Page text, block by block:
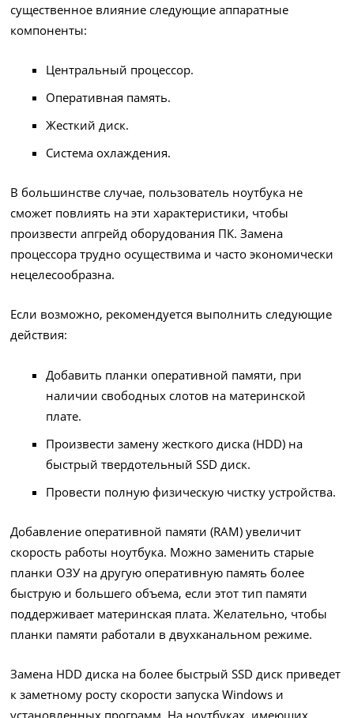
существенное влияние следующие аппаратные
компоненты:
Центральный процессор.
Оперативная память.
Жесткий диск.
Система охлаждения.
В большинстве случае, пользователь ноутбука не
сможет повлиять на эти характеристики, чтобы
произвести апгрейд оборудования ПК. Замена
процессора трудно осуществима и часто экономически
нецелесообразна.
Если возможно, рекомендуется выполнить следующие
действия:
Добавить планки оперативной памяти, при
наличии свободных слотов на материнской
плате.
Произвести замену жесткого диска (HDD) на
быстрый твердотельный SSD диск.
Провести полную физическую чистку устройства.
Добавление оперативной памяти (RAM) увеличит
скорость работы ноутбука. Можно заменить старые
планки ОЗУ на другую оперативную память более
быструю и большего объема, если этот тип памяти
поддерживает материнская плата. Желательно, чтобы
планки памяти работали в двухканальном режиме.
Замена HDD диска на более быстрый SSD диск приведет
к заметному росту скорости запуска Windows и